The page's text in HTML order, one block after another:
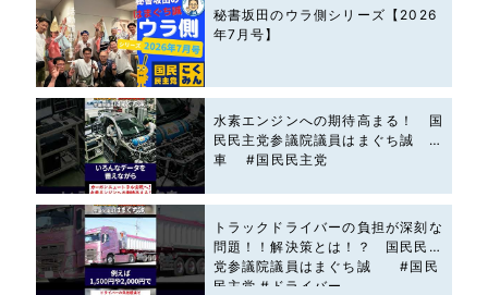
秘書坂田のウラ側シリーズ【2026
年7月号】
水素エンジンへの期待高まる！ 国
民民主党参議院議員はまぐち誠 #
車 #国民民主党
トラックドライバーの負担が深刻な
問題！！解決策とは！？ 国民民主
党参議院議員はまぐち誠 #国民
民主党 #ドライバー